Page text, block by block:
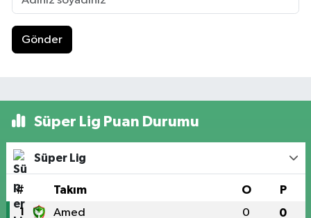
Gönder
Süper Lig Puan Durumu
Süper Lig
# Takım O P
1 Amed 0 0